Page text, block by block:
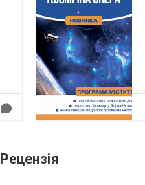
Рецензія